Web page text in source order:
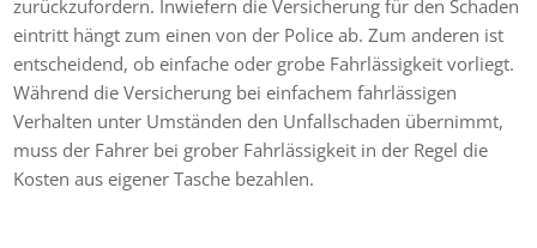
zurückzufordern. Inwiefern die Versicherung für den Schaden
eintritt hängt zum einen von der Police ab. Zum anderen ist
entscheidend, ob einfache oder grobe Fahrlässigkeit vorliegt.
Während die Versicherung bei einfachem fahrlässigen
Verhalten unter Umständen den Unfallschaden übernimmt,
muss der Fahrer bei grober Fahrlässigkeit in der Regel die
Kosten aus eigener Tasche bezahlen.